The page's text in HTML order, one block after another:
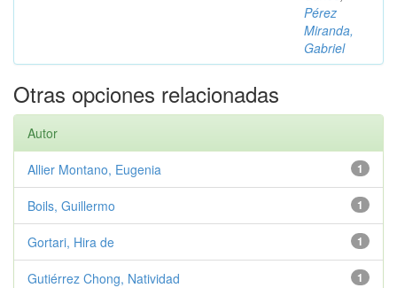
Pérez
Miranda,
Gabriel
Otras opciones relacionadas
Autor
1
Allier Montano, Eugenia
1
Boils, Guillermo
1
Gortari, Hira de
1
Gutiérrez Chong, Natividad